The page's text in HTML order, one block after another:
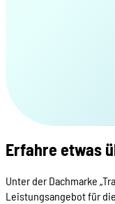
Erfahre etwas
Unter der Dachmarke
Leistungsangebot für